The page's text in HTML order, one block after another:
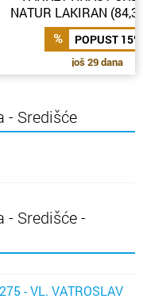
NATUR LAKIRAN
POPUST 15%
još 29 dana
- Središće
- Središće -
- VL. VATROSLAV